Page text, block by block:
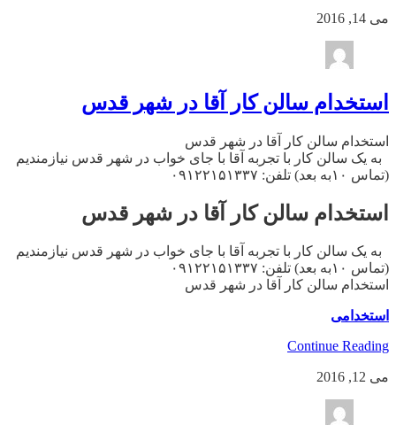
می 14, 2016
استخدام سالن کار آقا در شهر قدس
استخدام سالن کار آقا در شهر قدس
به یک سالن کار با تجربه آقا با جای خواب در شهر قدس نیازمندیم
(تماس ۱۰به بعد) تلفن: ۰۹۱۲۲۱۵۱۳۳۷
استخدام سالن کار آقا در شهر قدس
به یک سالن کار با تجربه آقا با جای خواب در شهر قدس نیازمندیم
(تماس ۱۰به بعد) تلفن: ۰۹۱۲۲۱۵۱۳۳۷
استخدام سالن کار آقا در شهر قدس
استخدامی
Continue Reading
می 12, 2016